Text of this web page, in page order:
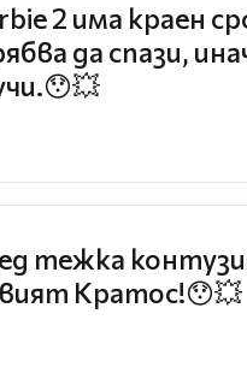
2 има краен
да спази,
тежка
Кратос!😯💥